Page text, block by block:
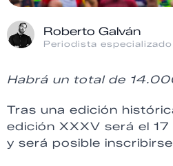
Roberto Galván
Periodista
Habrá un total de
Tras una edición
edición XXXV será el
y será posible